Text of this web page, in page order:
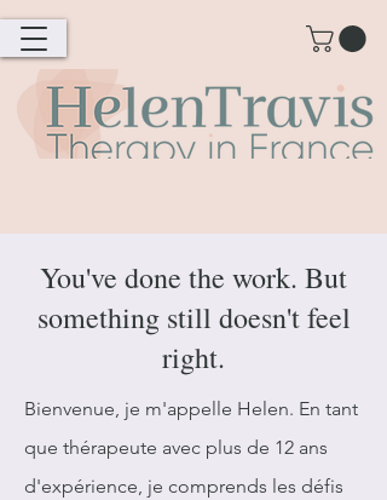
You've done the work. But
something still doesn't feel
right.
Bienvenue, je m'appelle Helen. En tant
que thérapeute avec plus de 12 ans
d'expérience, je comprends les défis